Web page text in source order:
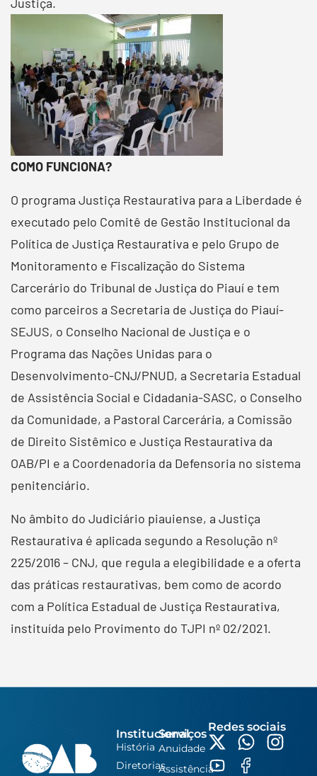
COMO FUNCIONA?
O programa Justiça Restaurativa para a Liberdade é
executado pelo Comitê de Gestão Institucional da
Política de Justiça Restaurativa e pelo Grupo de
Monitoramento e Fiscalização do Sistema
Carcerário do Tribunal de Justiça do Piauí e tem
como parceiros a Secretaria de Justiça do Piauí-
SEJUS, o Conselho Nacional de Justiça e o
Programa das Nações Unidas para o
Desenvolvimento-CNJ/PNUD, a Secretaria Estadual
de Assistência Social e Cidadania-SASC, o Conselho
da Comunidade, a Pastoral Carcerária, a Comissão
de Direito Sistêmico e Justiça Restaurativa da
OAB/PI e a Coordenadoria da Defensoria no sistema
penitenciário.
No âmbito do Judiciário piauiense, a Justiça
Restaurativa é aplicada segundo a Resolução nº
225/2016 – CNJ, que regula a elegibilidade e a oferta
das práticas restaurativas, bem como de acordo
com a Política Estadual de Justiça Restaurativa,
instituída pelo Provimento do TJPI nº 02/2021.
Institucional
História
Diretorias
Serviços
Anuidade
Assistência
Redes sociais